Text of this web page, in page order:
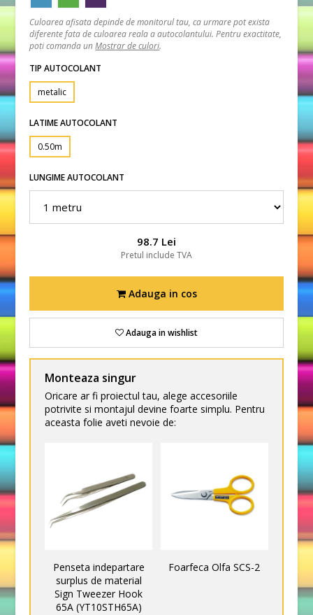
Culoarea afisata depinde de monitorul tau, ca urmare pot exista
diferente fata de culoarea reala a autocolantului. Pentru exactitate,
poti comanda unMostrar de culori.
TIP AUTOCOLANT
metalic
LATIME AUTOCOLANT
0.50m
LUNGIME AUTOCOLANT
98.7 Lei
Pretul include TVA
Adauga in cos
Adauga in wishlist
Monteaza singur
Oricare ar fi proiectul tau, alege accesoriile
potrivite si montajul devine foarte simplu. Pentru
aceasta folie aveti nevoie de:
Penseta indepartare
surplus de material
Sign Tweezer Hook
65A (YT10STH65A)
Foarfeca Olfa SCS-2